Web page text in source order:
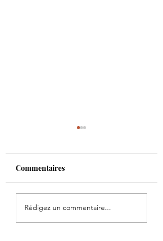
Remplacement de
porte vitrée
Commentaires
Rédigez un commentaire...